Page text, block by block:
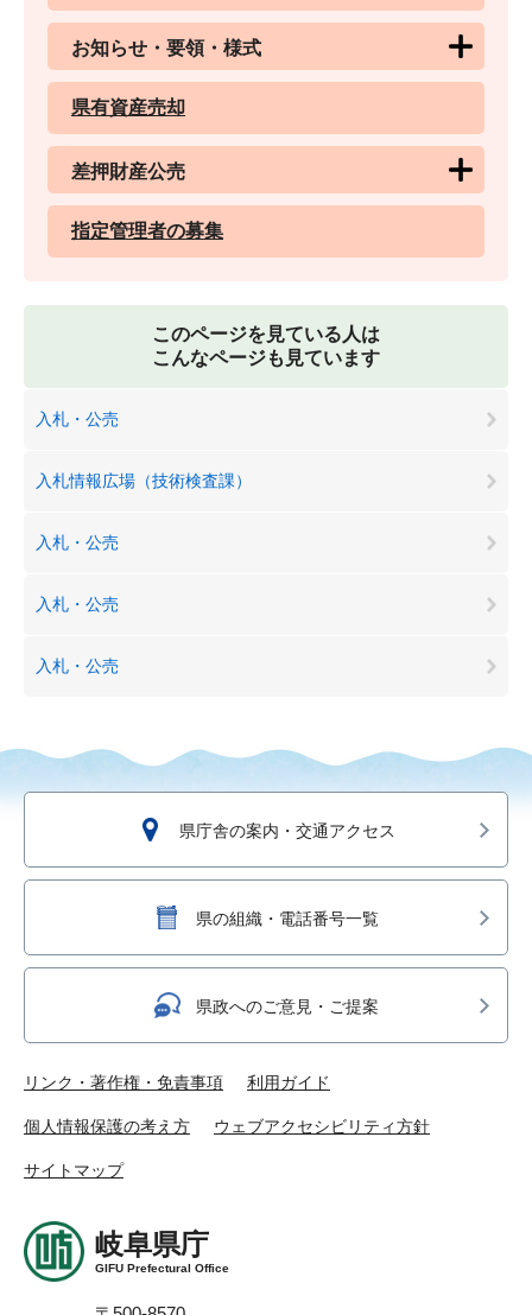
お知らせ・要領・様式
県有資産売却
差押財産公売
指定管理者の募集
このページを見ている人は
こんなページも見ています
入札・公売
入札情報広場（技術検査課）
入札・公売
入札・公売
入札・公売
県庁舎の案内・交通アクセス
県の組織・電話番号一覧
県政へのご意見・ご提案
リンク・著作権・免責事項 利用ガイド
個人情報保護の考え方 ウェブアクセシビリティ方針
サイトマップ
岐阜県庁
GIFU Prefectural Office